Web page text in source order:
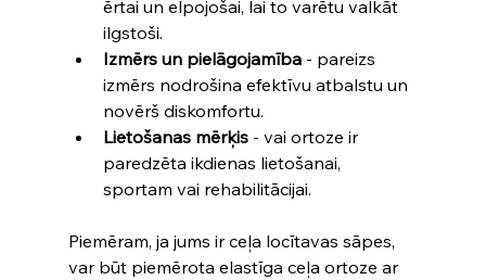
ērtai un elpojošai, lai to varētu valkāt
ilgstoši.
Izmērs un pielāgojamība - pareizs
izmērs nodrošina efektīvu atbalstu un
novērš diskomfortu.
Lietošanas mērķis - vai ortoze ir
paredzēta ikdienas lietošanai,
sportam vai rehabilitācijai.
Piemēram, ja jums ir ceļa locītavas sāpes,
var būt piemērota elastīga ceļa ortoze ar